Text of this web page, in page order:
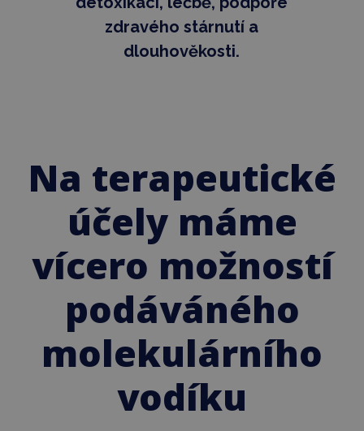
zdravého stárnutí a
dlouhověkosti.
Na terapeutické
účely máme
vícero možností
podáváného
molekulárního
vodíku